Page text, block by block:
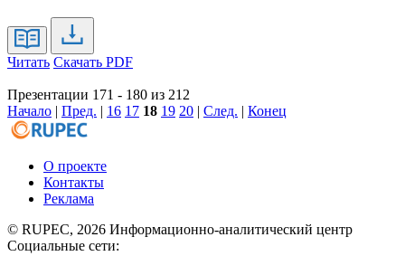
Читать Скачать PDF
Презентации 171 - 180 из 212
Начало | Пред. | 16 17 18 19 20 | След. | Конец
О проекте
Контакты
Реклама
© RUPEC, 2026 Информационно-аналитический центр
Социальные сети: